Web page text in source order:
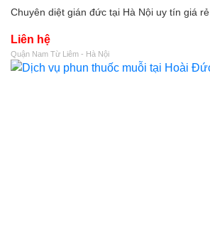
Chuyên diệt gián đức tại Hà Nội uy tín giá rẻ
Liên hệ
Quận Nam Từ Liêm - Hà Nội